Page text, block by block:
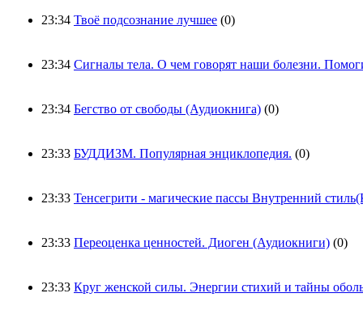
23:34 Твоё подсознание лучшее (0)
23:34 Сигналы тела. О чем говорят наши болезни.
23:34 Бегство от свободы (Аудиокнига) (0)
23:33 БУДДИЗМ. Популярная энциклопедия. (0)
23:33 Тенсегрити - магические пассы Внутренний
23:33 Переоценка ценностей. Диоген (Аудиокниги) (0)
23:33 Круг женской силы. Энергии стихий и тайны